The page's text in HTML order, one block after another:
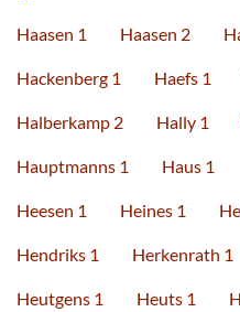
Haasen 1 Haasen 2
Hackenberg 1 Haefs 1
Halberkamp 2 Hally 1
Hauptmanns 1 Haus 1
Heesen 1 Heines 1
Hendriks 1 Herkenrath 1
Heutgens 1 Heuts 1